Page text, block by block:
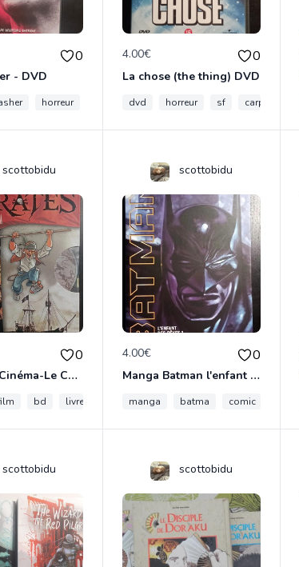
0
- DVD
horreur
4.00€ 0
La chose (the thing) DVD
dvd horreur sf carpenter
scottobidu
0
Pirates & Cinéma-Le Corsaire Noir
bd livre
scottobidu
4.00€ 0
Manga Batman l'enfant des rêves 1
manga batma comic
scottobidu scottobidu